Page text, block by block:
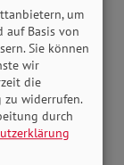
neue
zur
Wege
um
auf Basis von
Sie können
wir
die
widerrufen.
durch